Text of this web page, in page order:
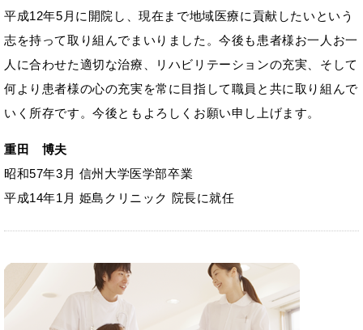
平成12年5月に開院し、現在まで地域医療に貢献したいという
志を持って取り組んでまいりました。今後も患者様お一人お一
人に合わせた適切な治療、リハビリテーションの充実、そして
何より患者様の心の充実を常に目指して職員と共に取り組んで
いく所存です。今後ともよろしくお願い申し上げます。
重田 博夫
昭和57年3月 信州大学医学部卒業
平成14年1月 姫島クリニック 院長に就任